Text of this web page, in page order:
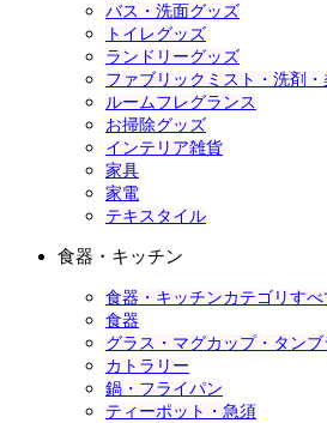
バス・洗面グッズ
トイレグッズ
ランドリーグッズ
ファブリックミスト・洗剤・
ルームフレグランス
お掃除グッズ
インテリア雑貨
家具
家電
テキスタイル
食器・キッチン
食器・キッチンカテゴリすべ
食器
グラス・マグカップ・タンブ
カトラリー
鍋・フライパン
ティーポット・急須